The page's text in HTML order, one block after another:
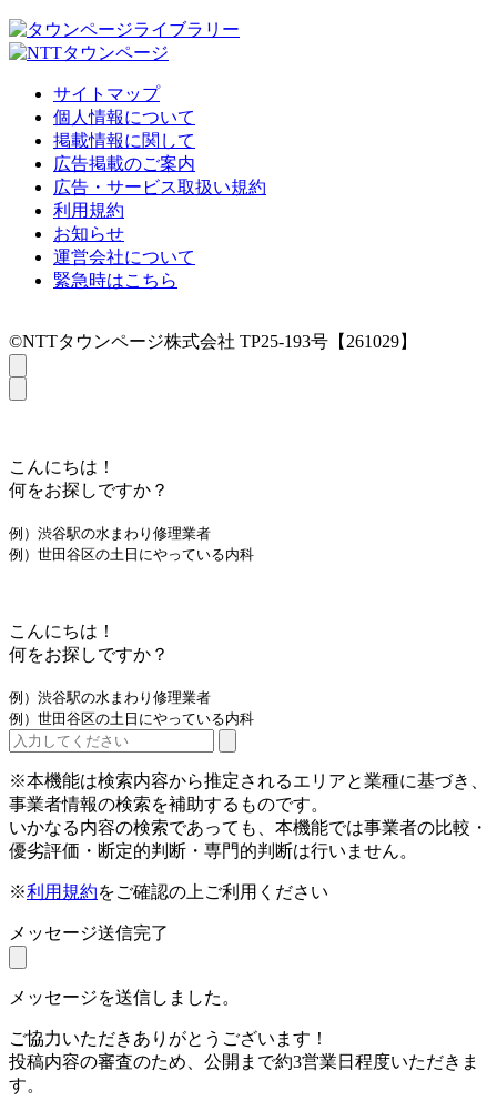
サイトマップ
個人情報について
掲載情報に関して
広告掲載のご案内
広告・サービス取扱い規約
利用規約
お知らせ
運営会社について
緊急時はこちら
©NTTタウンページ株式会社 TP25-193号【261029】
こんにちは！
何をお探しですか？
例）渋谷駅の水まわり修理業者
例）世田谷区の土日にやっている内科
こんにちは！
何をお探しですか？
例）渋谷駅の水まわり修理業者
例）世田谷区の土日にやっている内科
※本機能は検索内容から推定されるエリアと業種に基づき、
事業者情報の検索を補助するものです。
いかなる内容の検索であっても、本機能では事業者の比較・
優劣評価・断定的判断・専門的判断は行いません。
※利用規約をご確認の上ご利用ください
メッセージ送信完了
メッセージを送信しました。
ご協力いただきありがとうございます！
投稿内容の審査のため、公開まで約3営業日程度いただきま
す。